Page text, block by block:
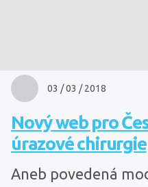
03 / 03 / 2018
Nový web pro
úrazové chirurgie
Aneb povedená